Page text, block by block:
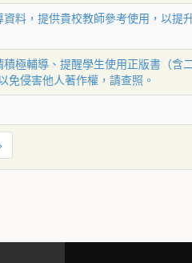
料，提供貴校教師參考使用，以提
極輔導、提醒學生使用正版書（含
免侵害他人著作權，請查照。